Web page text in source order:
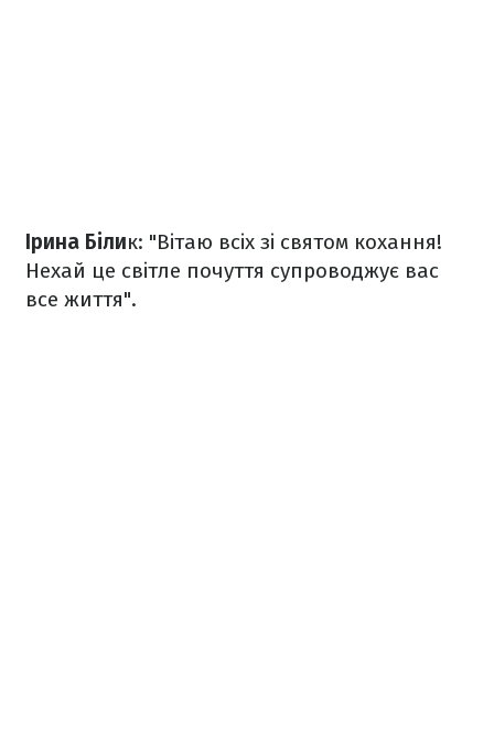
Ірина Білик: "Вiтаю всiх зi святом кохання!
Нехай це свiтле почуття супроводжує вас
все життя".